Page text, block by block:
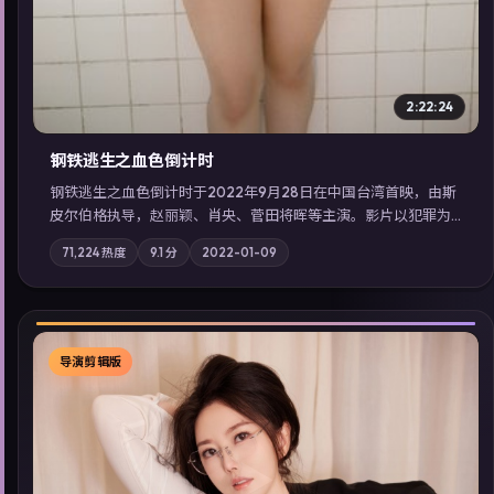
2:22:24
钢铁逃生之血色倒计时
钢铁逃生之血色倒计时于2022年9月28日在中国台湾首映，由斯
皮尔伯格执导，赵丽颖、肖央、菅田将晖等主演。影片以犯罪为
叙事主轴，失踪人口档案牵出跨国灰色产业链；摄影与配乐强化
地域气质；站内亦可通过「国产免费观看高清电视剧在线看」延
展检索同类型高分佳作，畅享高清在线追剧体验。
71,224热度 9.1 分 2022-01-09
▶
导演剪辑版